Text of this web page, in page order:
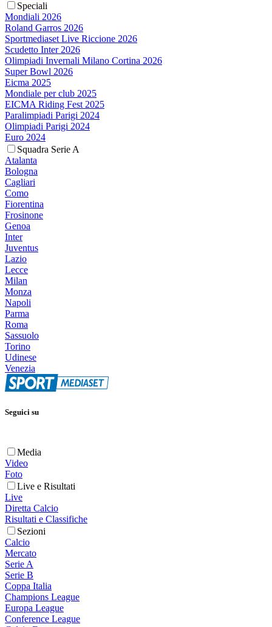
Speciali
Mondiali 2026
Roland Garros 2026
Sportmediaset Live Riccione 2026
Scudetto Inter 2026
Olimpiadi Invernali Milano Cortina 2026
Super Bowl 2026
Eicma 2025
Mondiale per club 2025
EICMA Riding Fest 2025
Paralimpiadi Parigi 2024
Olimpiadi Parigi 2024
Euro 2024
Squadra Serie A
Atalanta
Bologna
Cagliari
Como
Fiorentina
Frosinone
Genoa
Inter
Juventus
Lazio
Lecce
Milan
Monza
Napoli
Parma
Roma
Sassuolo
Torino
Udinese
Venezia
Seguici su
Media
Video
Foto
Live e Risultati
Live
Diretta Calcio
Risultati e Classifiche
Sezioni
Calcio
Mercato
Serie A
Serie B
Coppa Italia
Champions League
Europa League
Conference League